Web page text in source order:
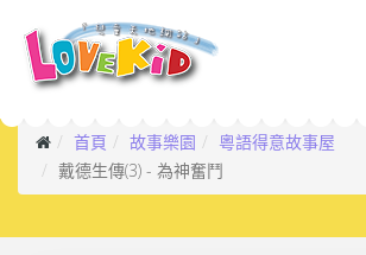
首頁 故事樂園
粵語得意故事屋
戴德生傳(3) - 為神奮鬥